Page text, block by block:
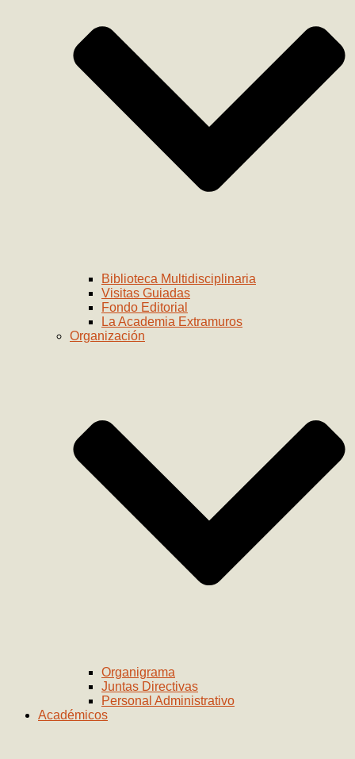
Biblioteca Multidisciplinaria
Visitas Guiadas
Fondo Editorial
La Academia Extramuros
Organización
Organigrama
Juntas Directivas
Personal Administrativo
Académicos